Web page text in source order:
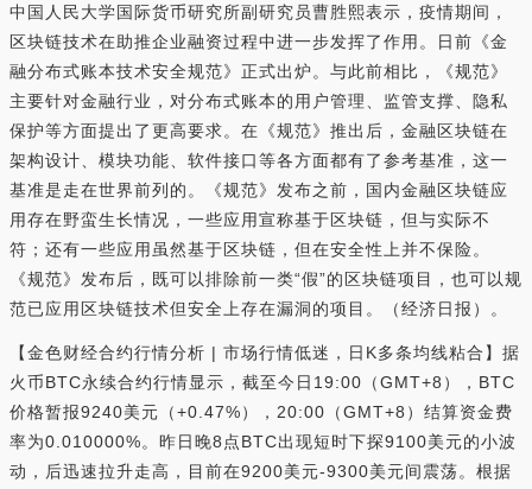
中国人民大学国际货币研究所副研究员曹胜熙表示，疫情期间，
区块链技术在助推企业融资过程中进一步发挥了作用。日前《金
融分布式账本技术安全规范》正式出炉。与此前相比，《规范》
主要针对金融行业，对分布式账本的用户管理、监管支撑、隐私
保护等方面提出了更高要求。在《规范》推出后，金融区块链在
架构设计、模块功能、软件接口等各方面都有了参考基准，这一
基准是走在世界前列的。《规范》发布之前，国内金融区块链应
用存在野蛮生长情况，一些应用宣称基于区块链，但与实际不
符；还有一些应用虽然基于区块链，但在安全性上并不保险。
《规范》发布后，既可以排除前一类“假”的区块链项目，也可以规
范已应用区块链技术但安全上存在漏洞的项目。（经济日报）。
【金色财经合约行情分析 | 市场行情低迷，日K多条均线粘合】据
火币BTC永续合约行情显示，截至今日19:00（GMT+8），BTC
价格暂报9240美元（+0.47%），20:00（GMT+8）结算资金费
率为0.010000%。昨日晚8点BTC出现短时下探9100美元的小波
动，后迅速拉升走高，目前在9200美元-9300美元间震荡。根据